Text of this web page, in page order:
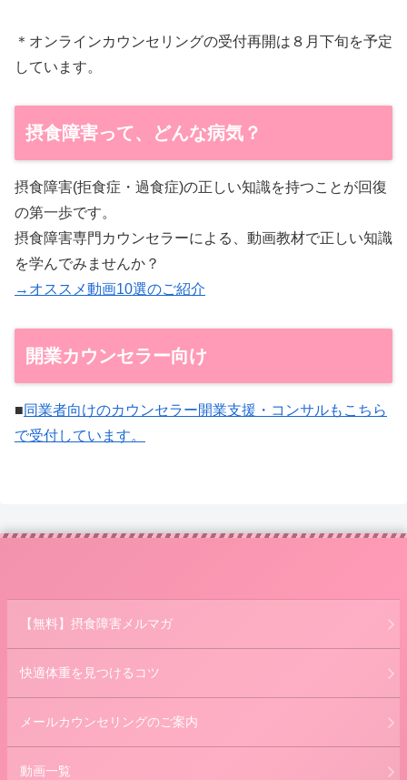
＊オンラインカウンセリングの受付再開は８月下旬を予定
しています。
摂食障害って、どんな病気？
摂食障害(拒食症・過食症)の正しい知識を持つことが回復
の第一歩です。
摂食障害専門カウンセラーによる、動画教材で正しい知識
を学んでみませんか？
→オススメ動画10選のご紹介
開業カウンセラー向け
■同業者向けのカウンセラー開業支援・コンサルもこちら
で受付しています。
【無料】摂食障害メルマガ
快適体重を見つけるコツ
メールカウンセリングのご案内
動画一覧